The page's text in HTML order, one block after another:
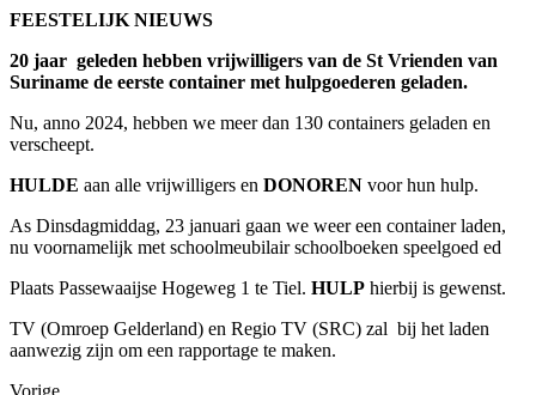
FEESTELIJK NIEUWS
20 jaar geleden hebben vrijwilligers van de St Vrienden van
Suriname de eerste container met hulpgoederen geladen.
Nu, anno 2024, hebben we meer dan 130 containers geladen en
verscheept.
HULDE aan alle vrijwilligers en DONOREN voor hun hulp.
As Dinsdagmiddag, 23 januari gaan we weer een container laden,
nu voornamelijk met schoolmeubilair schoolboeken speelgoed ed
Plaats Passewaaijse Hogeweg 1 te Tiel. HULP hierbij is gewenst.
TV (Omroep Gelderland) en Regio TV (SRC) zal bij het laden
aanwezig zijn om een rapportage te maken.
Vorige